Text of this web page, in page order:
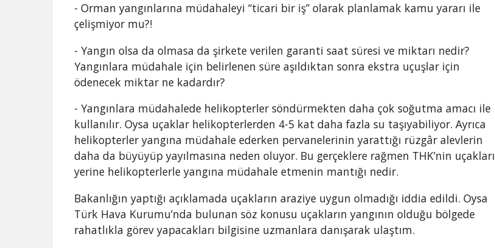
- Orman yangınlarına müdahaleyi “ticari bir iş” olarak planlamak kamu yararı ile
çelişmiyor mu?!
- Yangın olsa da olmasa da şirkete verilen garanti saat süresi ve miktarı nedir?
Yangınlara müdahale için belirlenen süre aşıldıktan sonra ekstra uçuşlar için
ödenecek miktar ne kadardır?
- Yangınlara müdahalede helikopterler söndürmekten daha çok soğutma amacı ile
kullanılır. Oysa uçaklar helikopterlerden 4-5 kat daha fazla su taşıyabiliyor. Ayrıca
helikopterler yangına müdahale ederken pervanelerinin yarattığı rüzgâr alevlerin
daha da büyüyüp yayılmasına neden oluyor. Bu gerçeklere rağmen THK’nin uçakları
yerine helikopterlerle yangına müdahale etmenin mantığı nedir.
Bakanlığın yaptığı açıklamada uçakların araziye uygun olmadığı iddia edildi. Oysa
Türk Hava Kurumu’nda bulunan söz konusu uçakların yangının olduğu bölgede
rahatlıkla görev yapacakları bilgisine uzmanlara danışarak ulaştım.